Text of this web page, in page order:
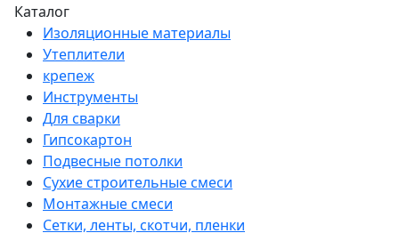
Каталог
Изоляционные материалы
Утеплители
крепеж
Инструменты
Для сварки
Гипсокартон
Подвесные потолки
Сухие строительные смеси
Монтажные смеси
Сетки, ленты, скотчи, пленки